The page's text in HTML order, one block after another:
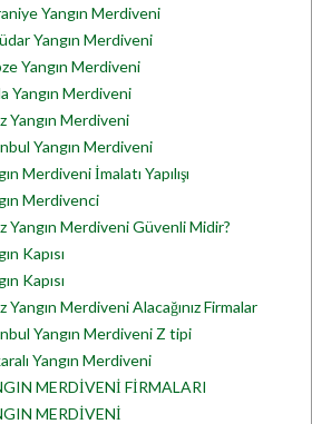
Yangın Merdiveni
Yangın Merdiveni
Yangın Merdiveni
Yangın Merdiveni
Yangın Merdiveni
Yangın Merdiveni
Merdiveni İmalatı Yapılışı
Merdivenci
Yangın Merdiveni Güvenli Midir?
Kapısı
Kapısı
Merdiveni Alacağınız Firmalar
Yangın Merdiveni Z tipi
Yangın Merdiveni
MERDİVENİ FİRMALARI
MERDİVENİ